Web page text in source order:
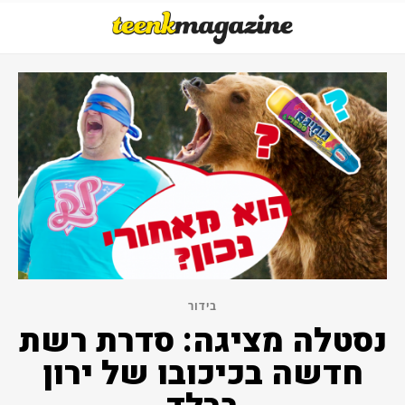
בידור
נסטלה מציגה: סדרת רשת
חדשה בכיכובו של ירון